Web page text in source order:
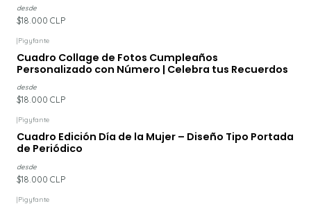
desde
$18.000 CLP
|Pigyfante
Cuadro Collage de Fotos Cumpleaños
Personalizado con Número | Celebra tus Recuerdos
desde
$18.000 CLP
|Pigyfante
Cuadro Edición Día de la Mujer – Diseño Tipo Portada
de Periódico
desde
$18.000 CLP
|Pigyfante